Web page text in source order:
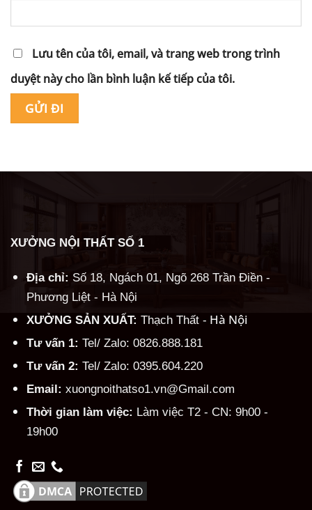
Lưu tên của tôi, email, và trang web trong trình
duyệt này cho lần bình luận kế tiếp của tôi.
XƯỞNG NỘI THẤT SỐ 1
Địa chỉ: Số 18, Ngách 01, Ngõ 268 Trần Điền -
Phương Liệt - Hà Nội
XƯỞNG SẢN XUẤT: Thạch Thất - Hà Nội
Tư vấn 1: Tel/ Zalo: 0826.888.181
Tư vấn 2: Tel/ Zalo: 0395.604.220
Email: xuongnoithatso1.vn@Gmail.com
Thời gian làm việc: Làm việc T2 - CN: 9h00 -
19h00